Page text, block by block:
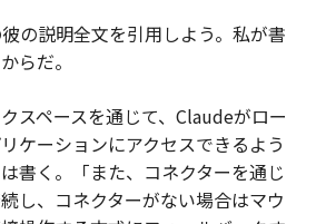
の説明全文を引用しよう。私が書
らだ。
スペースを通じて、Claudeがロー
ケーションにアクセスできるよう
書く。「また、コネクターを通じ
し、コネクターがない場合はマウ